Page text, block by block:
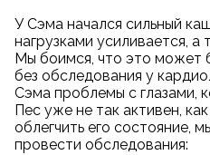
У Сэма начался сильный
нагрузками усиливается, а
Мы боимся, что это может
без обследования у
Сэма проблемы с глазами,
Пес уже не так активен,
облегчить его состояние,
провести обследования: